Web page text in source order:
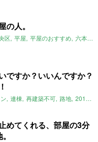
の人。
区 平屋 平屋のおすすめ 六本松駅
ですか？いいんですか？
連棟 再建築不可 路地 2017年6月のおすすめ
めてくれる、部屋の3分